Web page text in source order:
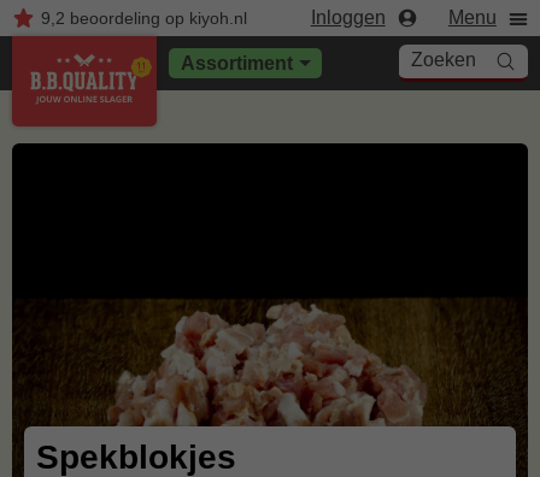
9,2 beoordelingop kiyoh.nl Inloggen Menu
Assortiment Zoeken
Spekblokjes